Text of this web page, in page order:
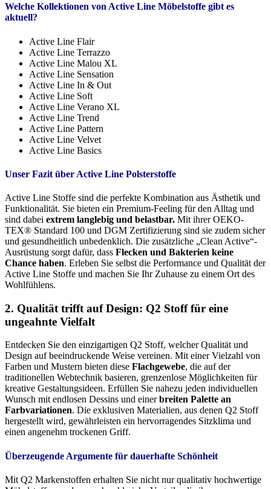
Welche Kollektionen von Active Line Möbelstoffe gibt es
aktuell?
Active Line Flair
Active Line Terrazzo
Active Line Malou XL
Active Line Sensation
Active Line In & Out
Active Line Soft
Active Line Verano XL
Active Line Trend
Active Line Pattern
Active Line Velvet
Active Line Basics
Unser Fazit über Active Line Polsterstoffe
Active Line Stoffe sind die perfekte Kombination aus Ästhetik und
Funktionalität. Sie bieten ein Premium-Feeling für den Alltag und
sind dabei extrem langlebig und belastbar. Mit ihrer OEKO-
TEX® Standard 100 und DGM Zertifizierung sind sie zudem sicher
und gesundheitlich unbedenklich. Die zusätzliche „Clean Active“-
Ausrüstung sorgt dafür, dass Flecken und Bakterien keine
Chance haben. Erleben Sie selbst die Performance und Qualität der
Active Line Stoffe und machen Sie Ihr Zuhause zu einem Ort des
Wohlfühlens.
2. Qualität trifft auf Design: Q2 Stoff für eine
ungeahnte Vielfalt
Entdecken Sie den einzigartigen Q2 Stoff, welcher Qualität und
Design auf beeindruckende Weise vereinen. Mit einer Vielzahl von
Farben und Mustern bieten diese Flachgewebe, die auf der
traditionellen Webtechnik basieren, grenzenlose Möglichkeiten für
kreative Gestaltungsideen. Erfüllen Sie nahezu jeden individuellen
Wunsch mit endlosen Dessins und einerbreiten Palette an
Farbvariationen. Die exklusiven Materialien, aus denen Q2 Stoff
hergestellt wird, gewährleisten ein hervorragendes Sitzklima und
einen angenehm trockenen Griff.
Überzeugende Argumente für dauerhafte Schönheit
Mit Q2 Markenstoffen erhalten Sie nicht nur qualitativ hochwertige